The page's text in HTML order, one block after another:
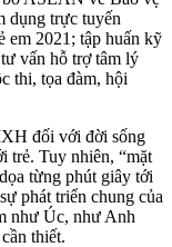
dụng trực tuyến
em 2021; tập huấn kỹ
vấn hỗ trợ tâm lý
thi, tọa đàm, hội
đối với đời sống
trẻ. Tuy nhiên, “mặt
từng phút giây tới
phát triển chung của
như Úc, như Anh
thiết.